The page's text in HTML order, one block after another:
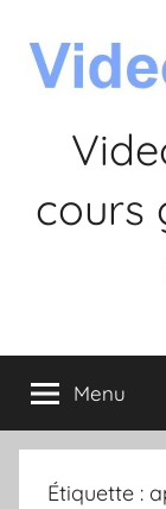
contenu
cours
Menu
Étiquette :